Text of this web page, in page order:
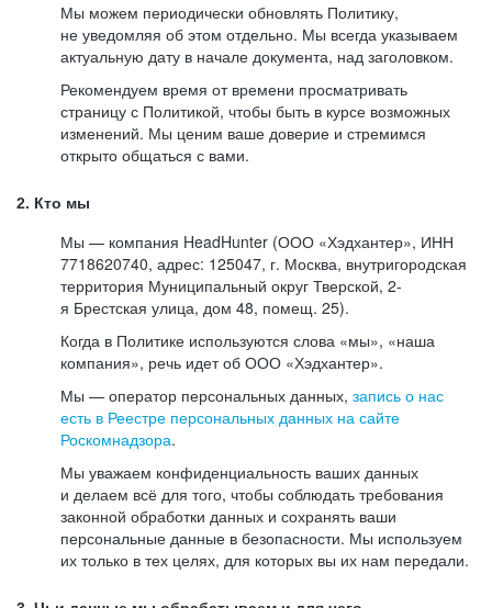
Мы можем периодически обновлять Политику,
не уведомляя об этом отдельно. Мы всегда указываем
актуальную дату в начале документа, над заголовком.
Рекомендуем время от времени просматривать
страницу с Политикой, чтобы быть в курсе возможных
изменений. Мы ценим ваше доверие и стремимся
открыто общаться с вами.
2. Кто мы
Мы — компания HeadHunter (ООО «Хэдхантер», ИНН
7718620740, адрес: 125047, г. Москва, внутригородская
территория Муниципальный округ Тверской, 2-
я Брестская улица, дом 48, помещ. 25).
Когда в Политике используются слова «мы», «наша
компания», речь идет об ООО «Хэдхантер».
Мы — оператор персональных данных, запись о нас
есть в Реестре персональных данных на сайте
Роскомнадзора.
Мы уважаем конфиденциальность ваших данных
и делаем всё для того, чтобы соблюдать требования
законной обработки данных и сохранять ваши
персональные данные в безопасности. Мы используем
их только в тех целях, для которых вы их нам передали.